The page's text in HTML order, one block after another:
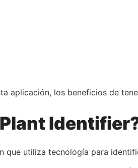
aplicación, los beneficios de
que utiliza tecnología para